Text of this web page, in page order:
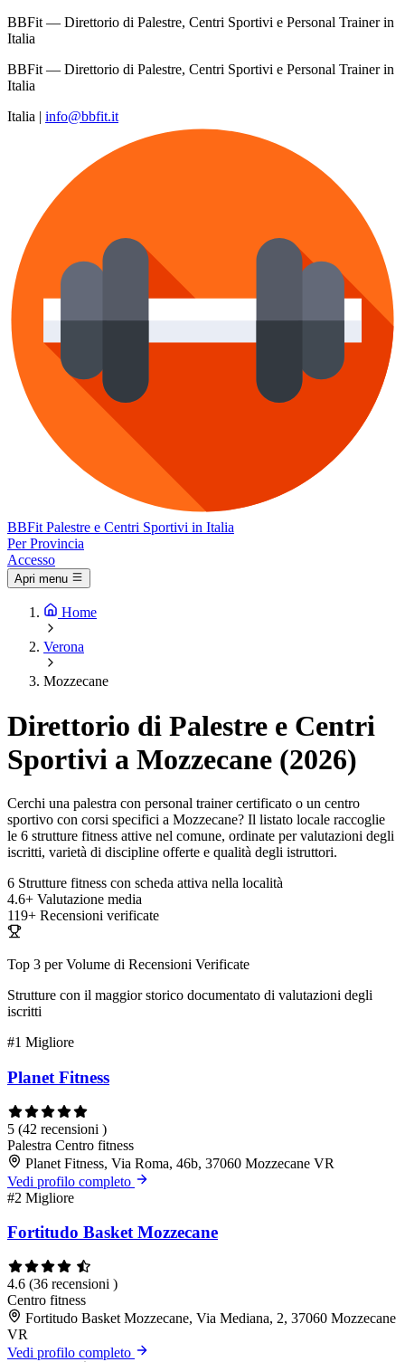
BBFit — Direttorio di Palestre, Centri Sportivi e Personal Trainer in
Italia
BBFit — Direttorio di Palestre, Centri Sportivi e Personal Trainer in
Italia
Italia | info@bbfit.it
BBFit Palestre e Centri Sportivi in Italia
Per Provincia
Accesso
Apri menu
Home
Verona
Mozzecane
Direttorio di Palestre e Centri
Sportivi a Mozzecane (2026)
Cerchi una palestra con personal trainer certificato o un centro
sportivo con corsi specifici a Mozzecane? Il listato locale raccoglie
le 6 strutture fitness attive nel comune, ordinate per valutazioni degli
iscritti, varietà di discipline offerte e qualità degli istruttori.
6 Strutture fitness con scheda attiva nella località
4.6+ Valutazione media
119+ Recensioni verificate
Top 3 per Volume di Recensioni Verificate
Strutture con il maggior storico documentato di valutazioni degli
iscritti
#1 Migliore
Planet Fitness
5 (42 recensioni )
Palestra Centro fitness
Planet Fitness, Via Roma, 46b, 37060 Mozzecane VR
Vedi profilo completo
#2 Migliore
Fortitudo Basket Mozzecane
4.6 (36 recensioni )
Centro fitness
Fortitudo Basket Mozzecane, Via Mediana, 2, 37060 Mozzecane
VR
Vedi profilo completo